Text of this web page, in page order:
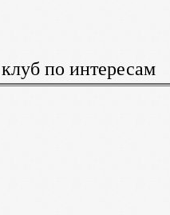
по интересам